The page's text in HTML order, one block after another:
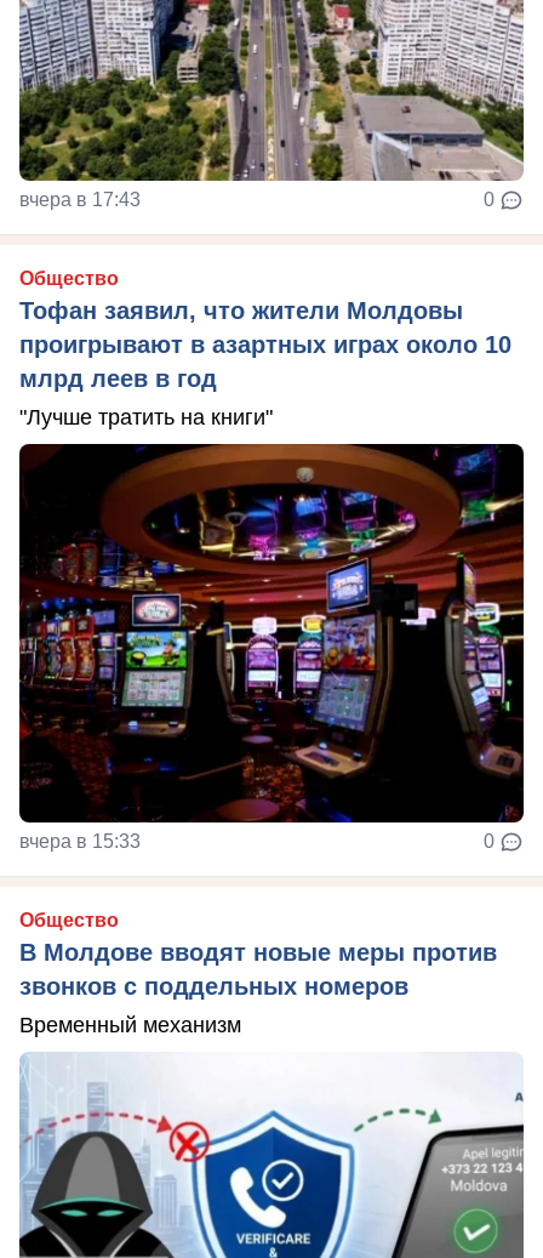
вчера в 17:43 0
Общество
Тофан заявил, что жители Молдовы
проигрывают в азартных играх около 10
млрд леев в год
"Лучше тратить на книги"
вчера в 15:33 0
Общество
В Молдове вводят новые меры против
звонков с поддельных номеров
Временный механизм